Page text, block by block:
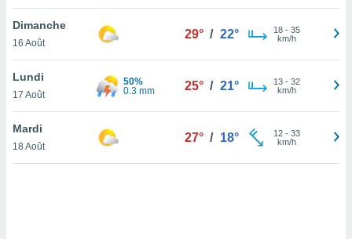
votre
à
en
le
Dimanche
16 Août
29° / 22° 18- 35
km/h
Lundi
17 Août
50%
0.3 mm
25° / 21° 13- 32
km/h
Mardi
18 Août
27° / 18° 12- 33
km/h